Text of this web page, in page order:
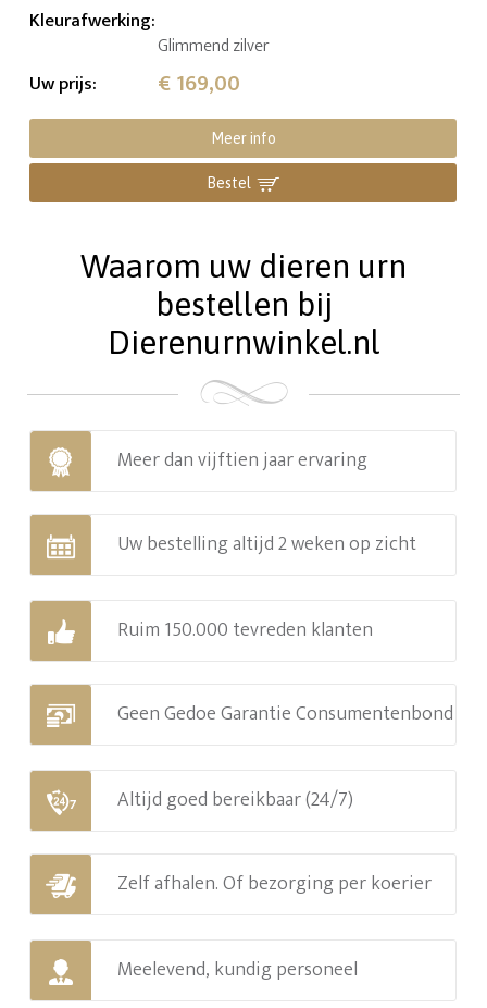
Kleurafwerking:
Glimmend zilver
Uw prijs: € 169,00
Meer info
Bestel
Waarom uw dieren urn
bestellen bij
Dierenurnwinkel.nl
Meer dan vijftien jaar ervaring
Uw bestelling altijd 2 weken op zicht
Ruim 150.000 tevreden klanten
Geen Gedoe Garantie Consumentenbond
Altijd goed bereikbaar (24/7)
Zelf afhalen. Of bezorging per koerier
Meelevend, kundig personeel